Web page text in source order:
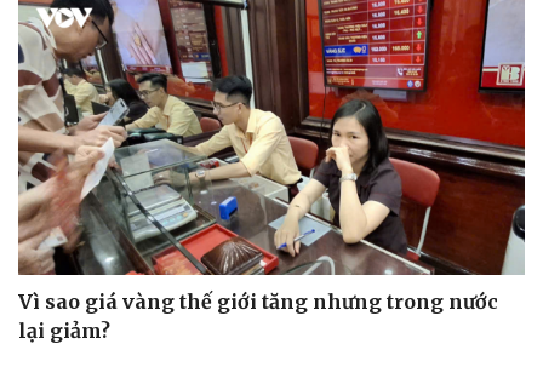
Cải chính
Vì sao giá vàng thế giới tăng nhưng trong nước
lại giảm?